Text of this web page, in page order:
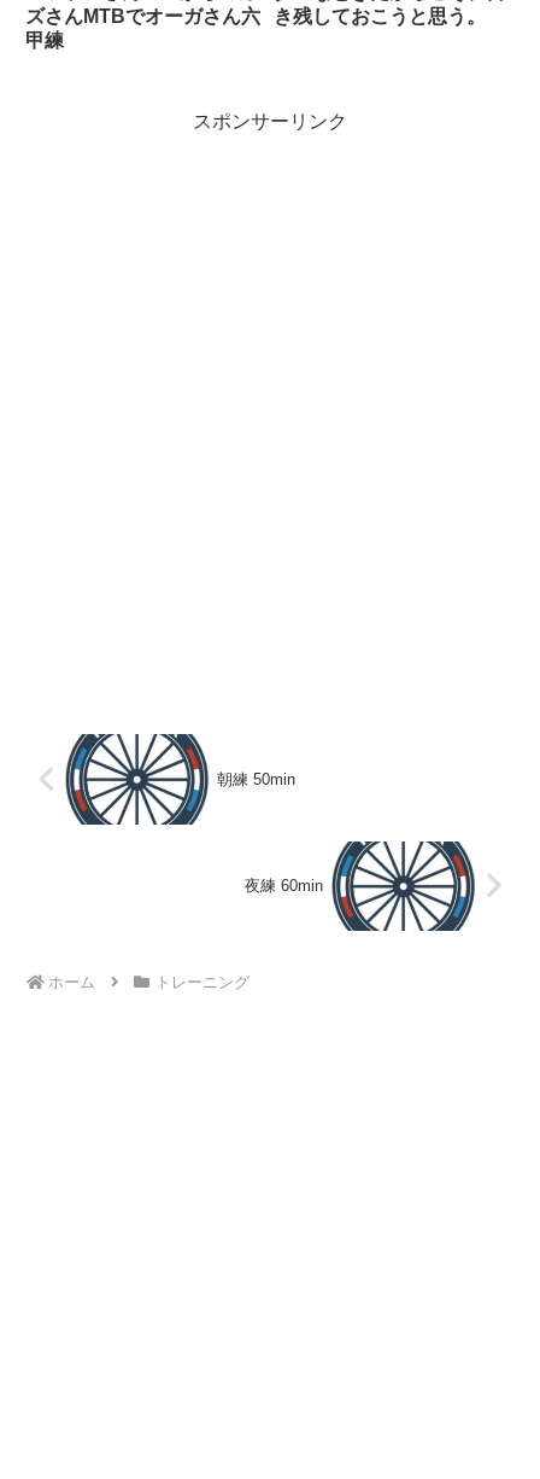
ズさんMTBでオーガさん六
甲練
き残しておこうと思う。
スポンサーリンク
朝練 50min
夜練 60min
ホーム トレーニング